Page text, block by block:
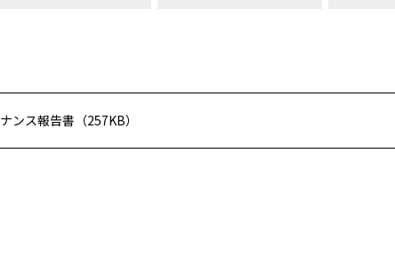
ンス報告書（257KB）